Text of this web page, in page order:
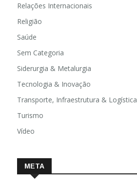
Relações Internacionais
Religião
Saúde
Sem Categoria
Siderurgia & Metalurgia
Tecnologia & Inovação
Transporte, Infraestrutura & Logística
Turismo
Vídeo
META